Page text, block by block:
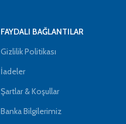
FAYDALI BAĞLANTILAR
Gizlilik Politikası
İadeler
Şartlar & Koşullar
Banka Bilgilerimiz